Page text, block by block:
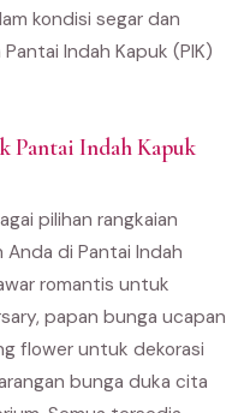
kondisi segar dan
Indah Kapuk (PIK)
Pantai Indah Kapuk
pilihan rangkaian
di Pantai Indah
romantis untuk
papan bunga ucapan
flower untuk dekorasi
bunga duka cita